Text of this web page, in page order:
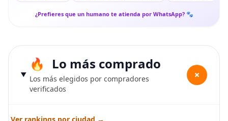
¿Prefieres que un humano te atienda por WhatsApp? 🐾
Lo más comprado
Los más elegidos por compradores
verificados
+
Ver rankings por ciudad →